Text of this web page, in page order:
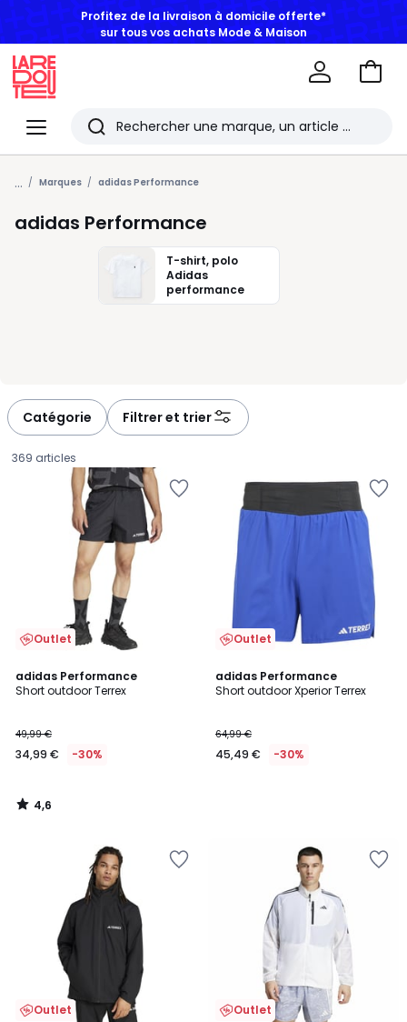
BONS PLANS | Jusqu'à -50% dès 2 articles*
Menu
Redoute
Rechercher
Les
derniers
articles
consultés
Aller
... Marques adidas Performance
adidas Performance
T-shirt, polo
Adidas
performance
Catégorie Filtrer et trier
369 articles
Outlet
adidas Performance
Short outdoor Terrex
€
au
de
49,99
appliquée.
49,99 €
34,99 € -30%
4,6
/ 5
4,6
/
Outlet
adidas Performance
Short outdoor Xperior Terrex
64,99 €
45,49 € -30%
Outlet Outlet